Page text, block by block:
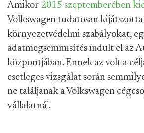
Amikor 2015 szeptemberében
Volkswagen tudatosan kijátszotta
környezetvédelmi szabályokat,
adatmegsemmisítés indult el az
központjában. Ennek az volt a
esetleges vizsgálat során
ne találjanak a Volkswagen
vállalatnál.